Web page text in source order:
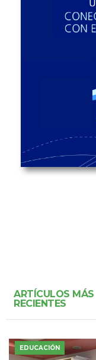
ARTÍCULOS MÁS
RECIENTES
EDUCACIÓN